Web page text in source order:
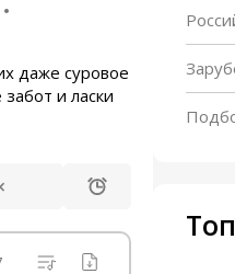
даже суровое
и ласки